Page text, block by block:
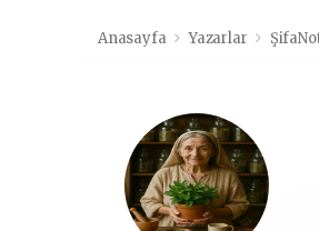
Anasayfa Yazarlar